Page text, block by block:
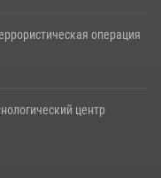
операция
центр